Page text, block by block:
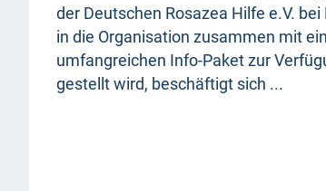
der Deutschen Rosazea Hilfe e.V. bei
in die Organisation zusammen mit
umfangreichen Info-Paket zur
gestellt wird, beschäftigt sich ...